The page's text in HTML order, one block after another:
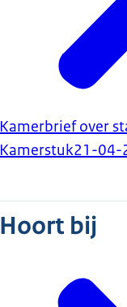
Kamerbrief over
Kamerstuk21-04-
Hoort bij